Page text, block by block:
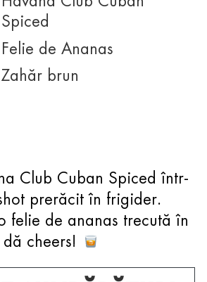
Spiced
Felie de Ananas
Zahăr brun
Club Cuban Spiced într-
prerăcit în frigider.
felie de ananas trecută în
cheers!